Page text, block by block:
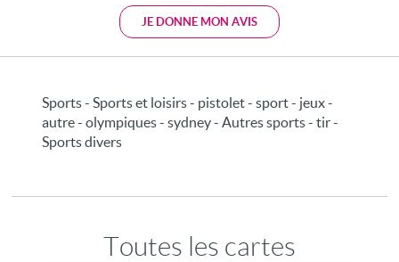
JE DONNE MON AVIS
Sports - Sports et loisirs - pistolet - sport - jeux -
autre - olympiques - sydney - Autres sports - tir -
Sports divers
Toutes les cartes